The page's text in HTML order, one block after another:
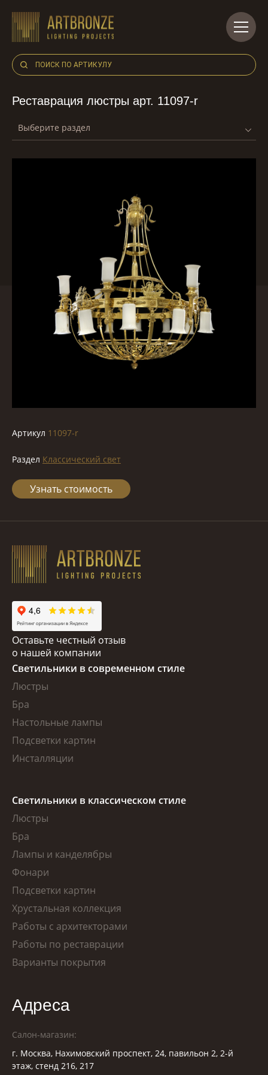
content
Реставрация люстры арт. 11097-r
Выберите раздел
Артикул 11097-r
Раздел Классический свет
Узнать стоимость
Оставьте честный отзыв
о нашей компании
Светильники в современном стиле
Люстры
Бра
Настольные лампы
Подсветки картин
Инсталляции
Светильники в классическом стиле
Люстры
Бра
Лампы и канделябры
Фонари
Подсветки картин
Хрустальная коллекция
Работы с архитекторами
Работы по реставрации
Варианты покрытия
Адреса
Салон-магазин:
г. Москва, Нахимовский проспект, 24, павильон 2, 2-й
этаж, стенд 216, 217